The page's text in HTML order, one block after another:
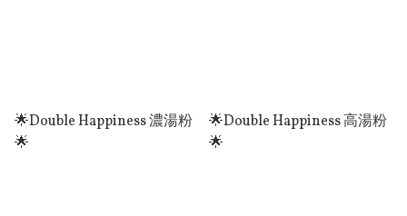
🌟Double Happiness 濃湯粉
🌟
🌟Double Happiness 高湯粉
🌟